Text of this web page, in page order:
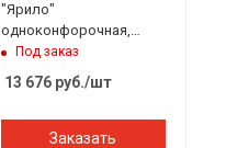
"Ярило"
одноконфорочная,
512*512*20 мм,
Рубцовск
Под заказ
13 676руб./шт
Заказать